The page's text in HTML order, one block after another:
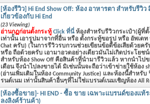
[ห้องรีวิว] Hi End Show Off: ห้อง อาหารตา สำหรับรีวิว
เกี่ยวข้องกับ Hi End
(23 Viewing)
อ่านกฏก่อนตั้งกระทู้ Click ที่นี่ ห้องสำหรับรีวิวกระเป๋า(ผู้ที่
เท่านั้น เอารูปมาจากที่อื่น หรือ ตั้งกระทู้ขอรูป หรือ อัพเดท
Chat ครับ) (ในการรีวิวรบกวนช่วยเขียนข้อดีข้อเสียด้วยค
หรือ ถือด้วยครับ เอามาอวดอย่างเดียวมันไม่เกิดประโยช
สำหรับห้อง Show Off คือสินค้าที่นำมารีวิวแล้ว หากนำไป
เดือน จึงนำไปลงขายได้ มิเช่นนั้นจะถือว่าเข้าข่ายใช้ห้อง
(อ่านเพิ่มเติมในห้อง Community Justice) และห้องนี้สำหรั
รนด์เนม เท่านั้นสินค้าอื่นๆที่ไม่ใช่แบรนด์เนมเชิญห้อง All
[ห้องซื้อขาย]- HI END - ซื้อ ขาย เฉพาะแบรนด์ของแท้
ลงลิงค์ร้านค้า)